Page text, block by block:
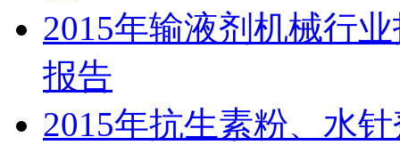
2015年输液剂机械行
报告
2015年抗生素粉、水